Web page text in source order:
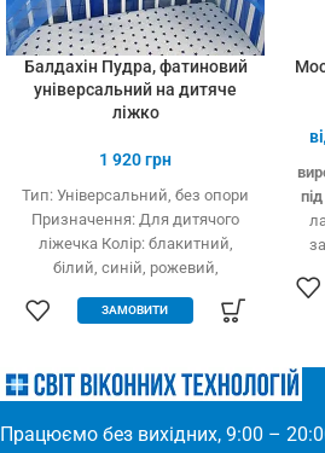
Балдахін Пудра, фатиновий
універсальний на дитяче
ліжко
1 920грн
Тип: Універсальний, без опори
Призначення: Для дитячого
ліжечка Колір: блакитний,
білий, синій, рожевий,
(Євросітка) Розміри: 1,8 х 9 м
ЗАМОВИТИ
Працюємо без вихідних, 9:00 –